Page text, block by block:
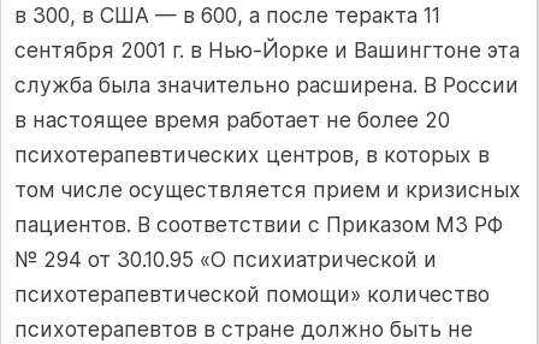
в 300, в США — в 600, а после теракта 11
сентября 2001 г. в Нью-Йорке и Вашингтоне эта
служба была значительно расширена. В России
в настоящее время работает не более 20
психотерапевтических центров, в которых в
том числе осуществляется прием и кризисных
пациентов. В соответствии с Приказом МЗ РФ
№ 294 от 30.10.95 «О психиатрической и
психотерапевтической помощи» количество
психотерапевтов в стране должно быть не